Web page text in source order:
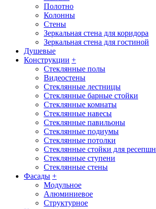
Полотно
Колонны
Стены
Зеркальная стена для коридора
Зеркальная стена для гостиной
Душевые
Конструкции +
Стеклянные полы
Видеостены
Стеклянные лестницы
Стеклянные барные стойки
Стеклянные комнаты
Стеклянные навесы
Стеклянные павильоны
Стеклянные подиумы
Стеклянные потолки
Стеклянные стойки для ресепшн
Стеклянные ступени
Стеклянные стены
Фасады +
Модульное
Алюминиевое
Структурное